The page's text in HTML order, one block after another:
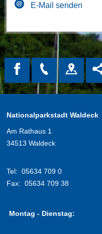
E-Mail senden
Nationalparkstadt Waldeck
Am Rathaus 1
34513 Waldeck
Tel: 05634 709 0
Fax: 05634 709 38
Montag - Dienstag: